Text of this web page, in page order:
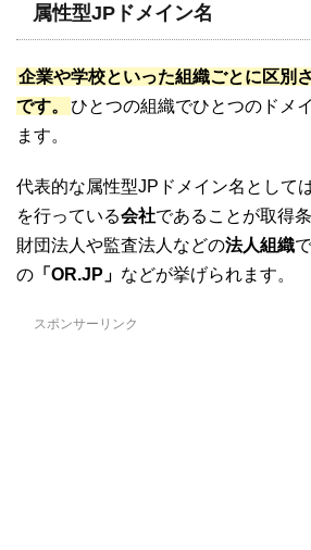
属性型JPドメイン名
企業や学校といった組織ごとに区別
です。
ひとつの組織でひとつのドメ
ます。
代表的な属性型JPドメイン名として
を行っている会社であることが取得
財団法人や監査法人などの法人組織
の 「OR.JP」 などが挙げられます。
スポンサーリンク